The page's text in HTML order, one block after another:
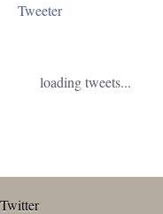
Tweeter
loading tweets...
Twitter